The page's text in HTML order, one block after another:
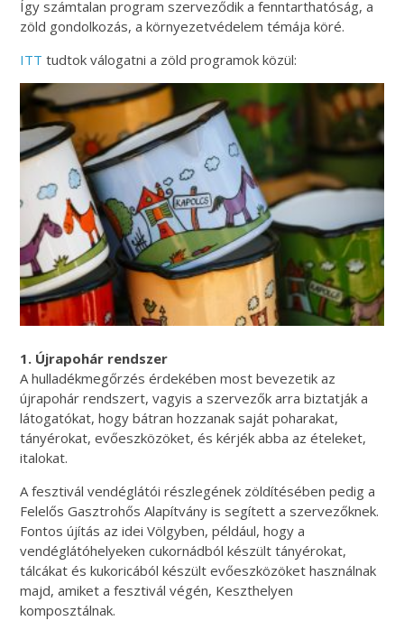
Így számtalan program szerveződik a fenntarthatóság, a
zöld gondolkozás, a környezetvédelem témája köré.
ITT tudtok válogatni a zöld programok közül:
1. Újrapohár rendszer
A hulladékmegőrzés érdekében most bevezetik az
újrapohár rendszert, vagyis a szervezők arra biztatják a
látogatókat, hogy bátran hozzanak saját poharakat,
tányérokat, evőeszközöket, és kérjék abba az ételeket,
italokat.
A fesztivál vendéglátói részlegének zöldítésében pedig a
Felelős Gasztrohős Alapítvány is segített a szervezőknek.
Fontos újítás az idei Völgyben, például, hogy a
vendéglátóhelyeken cukornádból készült tányérokat,
tálcákat és kukoricából készült evőeszközöket használnak
majd, amiket a fesztivál végén, Keszthelyen
komposztálnak.